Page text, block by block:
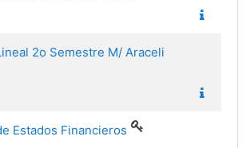
2o Semestre M/ Araceli
Estados Financieros